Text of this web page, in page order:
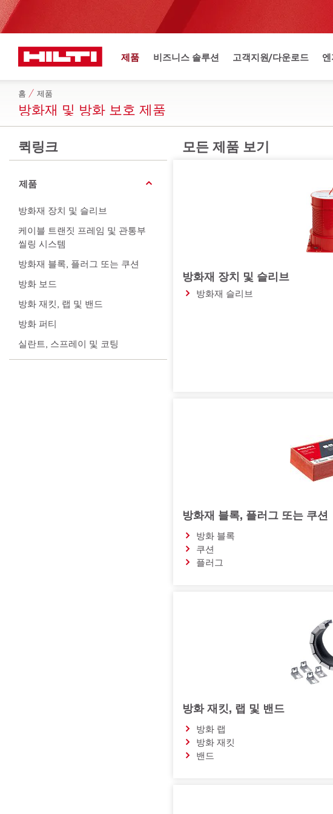
제품 비즈니스 솔루션 고객지원/다운로드
홈 제품
방화재 및 방화 보호 제품
퀵링크
제품
방화재 장치 및 슬리브
케이블 트랜짓 프레임 및 관통부
씰링 시스템
방화재 블록, 플러그 또는 쿠션
방화 보드
방화 재킷, 랩 및 밴드
방화 퍼티
실란트, 스프레이 및 코팅
모든 제품 보기
방화재 장치 및 슬리브
방화재 슬리브
방화재 블록, 플러그 또는 쿠션
방화 블록
쿠션
플러그
방화 재킷, 랩 및 밴드
방화 랩
방화 재킷
밴드